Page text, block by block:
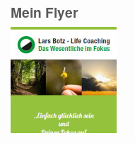
Mein Flyer